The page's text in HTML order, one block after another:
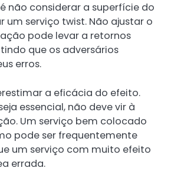
não considerar a superfície do
um serviço twist. Não ajustar o
pode levar a retornos
que os adversários
erros.
a eficácia do efeito.
essencial, não deve vir à
Um serviço bem colocado
pode ser frequentemente
um serviço com muito efeito
errada.